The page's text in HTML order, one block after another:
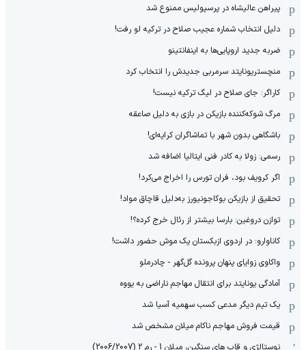
پیراهن عالیشاه در پرسپولیس ممنوع شد
دلیل انتخاب شماره عجیب صلاح در ترکیه لو رفت!
ضربه جدید اروپایی‌ها به اینفانتینو
منچستریونایتد سرمربی جدیدش را انتخاب کرد
کاراگر: جای صلاح در لیگ ترکیه نیست!
مرگ شوکه‌کننده بازیکن در بازی به دلیل صاعقه
باشگاهی بدون شهر با تماشاگران کرایه‌ای!
رسمی: زولا به کادر فنی ایتالیا اضافه شد
اگر کرویف بود، فران تورس را اخراج می‌کرد!
تحقیق از بازیکن بوکاجونیورز به‌دلیل قاچاق مواد!
توازن دروغین: بارسا بیشتر از رئال خرج کرده؟!
کاناوارو: در اردوی ازبکستان یک موش حضور داشت!
واکاوی زوایای پنهان پرونده گل‌گهر - چادرملو
آمادگی یونایتد برای انتقال مهاجم ناراضی به یووه
یک تیم دیگر مدعی کسب سهمیه آسیا شد
قیمت فروش مهاجم ناکام میلان مشخص شد
نوستالژی و قاب های سنگین، میلان 1 - رم 2 (2006/2007)